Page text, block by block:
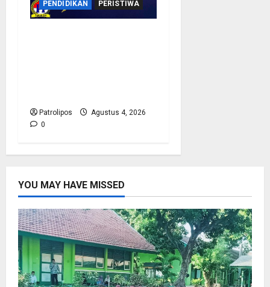
PENDIDIKAN
PERISTIWA
Patrolipos
Agustus 4, 2026
0
YOU MAY HAVE MISSED